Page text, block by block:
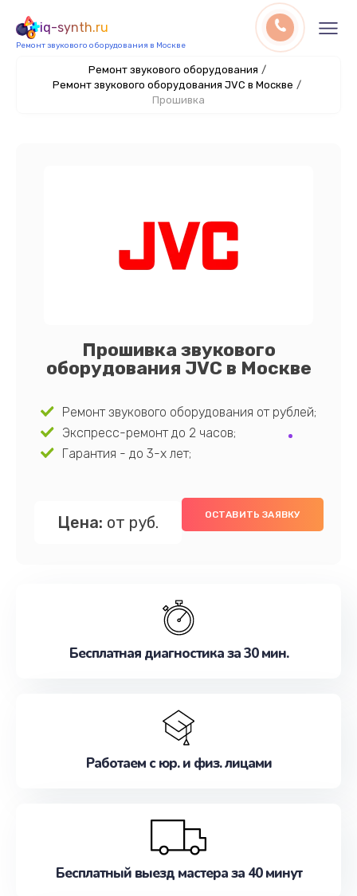
iq-synth.ru
Ремонт звукового оборудования в Москве
Ремонт звукового оборудования /
Ремонт звукового оборудования JVC в Москве /
Прошивка
Прошивка звукового
оборудования JVC в Москве
Ремонт звукового оборудования от рублей;
Экспресс-ремонт до 2 часов;
Гарантия - до 3-х лет;
Цена: от руб. ОСТАВИТЬ ЗАЯВКУ
Бесплатная диагностика за 30 мин.
Работаем с юр. и физ. лицами
Бесплатный выезд мастера за 40 минут